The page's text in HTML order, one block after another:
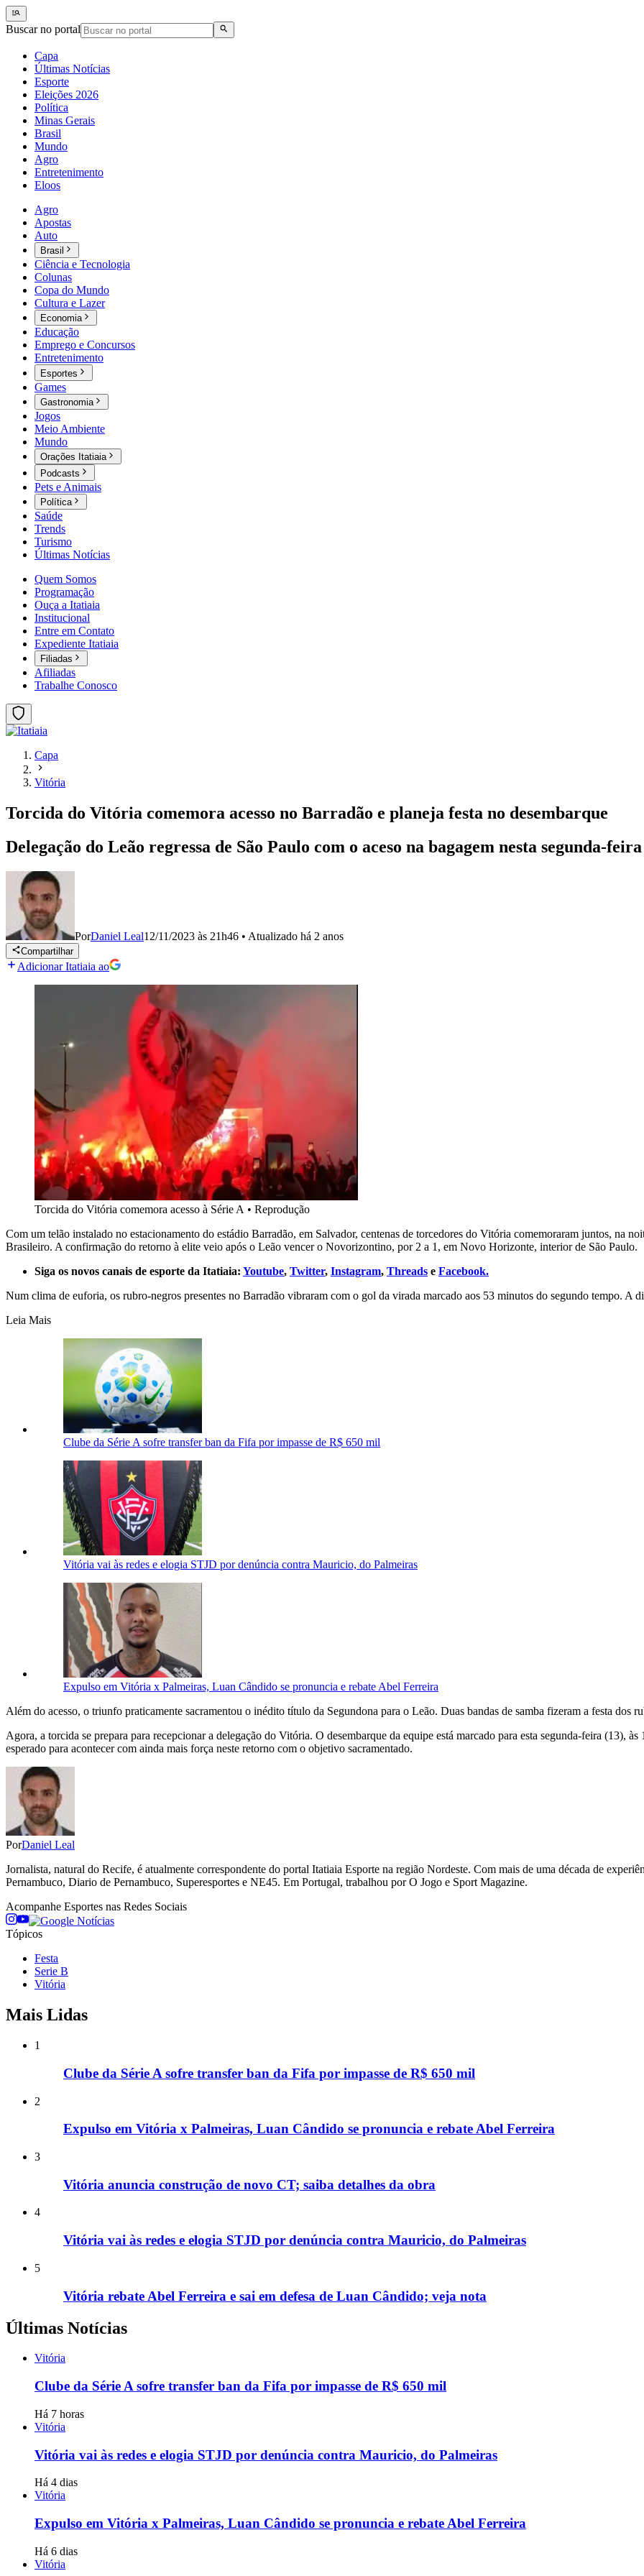
Buscar no portal
Capa
Últimas Notícias
Esporte
Eleições 2026
Política
Minas Gerais
Brasil
Mundo
Agro
Entretenimento
Eloos
Agro
Apostas
Auto
Brasil
Ciência e Tecnologia
Colunas
Copa do Mundo
Cultura e Lazer
Economia
Educação
Emprego e Concursos
Entretenimento
Esportes
Games
Gastronomia
Jogos
Meio Ambiente
Mundo
Orações Itatiaia
Podcasts
Pets e Animais
Política
Saúde
Trends
Turismo
Últimas Notícias
Quem Somos
Programação
Ouça a Itatiaia
Institucional
Entre em Contato
Expediente Itatiaia
Filiadas
Afiliadas
Trabalhe Conosco
Capa
Vitória
Torcida do Vitória comemora acesso no Barradão e planeja festa no desembarque
Delegação do Leão regressa de São Paulo com o aceso na bagagem nesta segunda-
PorDaniel Leal12/11/2023 às 21h46 • Atualizado há 2 anos
Compartilhar
Adicionar Itatiaia ao
Torcida do Vitória comemora acesso à Série A • Reprodução
Com um telão instalado no estacionamento do estádio Barradão, em Salvador, centenas de torcedores do Vitória comemoraram juntos, na
Brasileiro. A confirmação do retorno à elite veio após o Leão vencer o Novorizontino, por 2 a 1, em Novo Horizonte, interior de São Paulo.
Siga os novos canais de esporte da Itatiaia: Youtube, Twitter, Instagram, Threads e Facebook.
Num clima de euforia, os rubro-negros presentes no Barradão vibraram com o gol da virada marcado aos 53 minutos do segundo tempo.
Leia Mais
Clube da Série A sofre transfer ban da Fifa por impasse de R$ 650 mil
Vitória vai às redes e elogia STJD por denúncia contra Mauricio, do Palmeiras
Expulso em Vitória x Palmeiras, Luan Cândido se pronuncia e rebate Abel Ferreira
Além do acesso, o triunfo praticamente sacramentou o inédito título da Segundona para o Leão. Duas bandas de samba fizeram a festa dos
Agora, a torcida se prepara para recepcionar a delegação do Vitória. O desembarque da equipe está marcado para esta segunda-feira (13),
esperado para acontecer com ainda mais força neste retorno com o objetivo sacramentado.
PorDaniel Leal
Jornalista, natural do Recife, é atualmente correspondente do portal Itatiaia Esporte na região Nordeste. Com mais de uma década de
Pernambuco, Diario de Pernambuco, Superesportes e NE45. Em Portugal, trabalhou por O Jogo e Sport Magazine.
Acompanhe Esportes nas Redes Sociais
Tópicos
Festa
Serie B
Vitória
Mais Lidas
1
Clube da Série A sofre transfer ban da Fifa por impasse de R$ 650 mil
2
Expulso em Vitória x Palmeiras, Luan Cândido se pronuncia e rebate Abel Ferreira
3
Vitória anuncia construção de novo CT; saiba detalhes da obra
4
Vitória vai às redes e elogia STJD por denúncia contra Mauricio, do Palmeiras
5
Vitória rebate Abel Ferreira e sai em defesa de Luan Cândido; veja nota
Últimas Notícias
Vitória
Clube da Série A sofre transfer ban da Fifa por impasse de R$ 650 mil
Há 7 horas
Vitória
Vitória vai às redes e elogia STJD por denúncia contra Mauricio, do Palmeiras
Há 4 dias
Vitória
Expulso em Vitória x Palmeiras, Luan Cândido se pronuncia e rebate Abel Ferreira
Há 6 dias
Vitória